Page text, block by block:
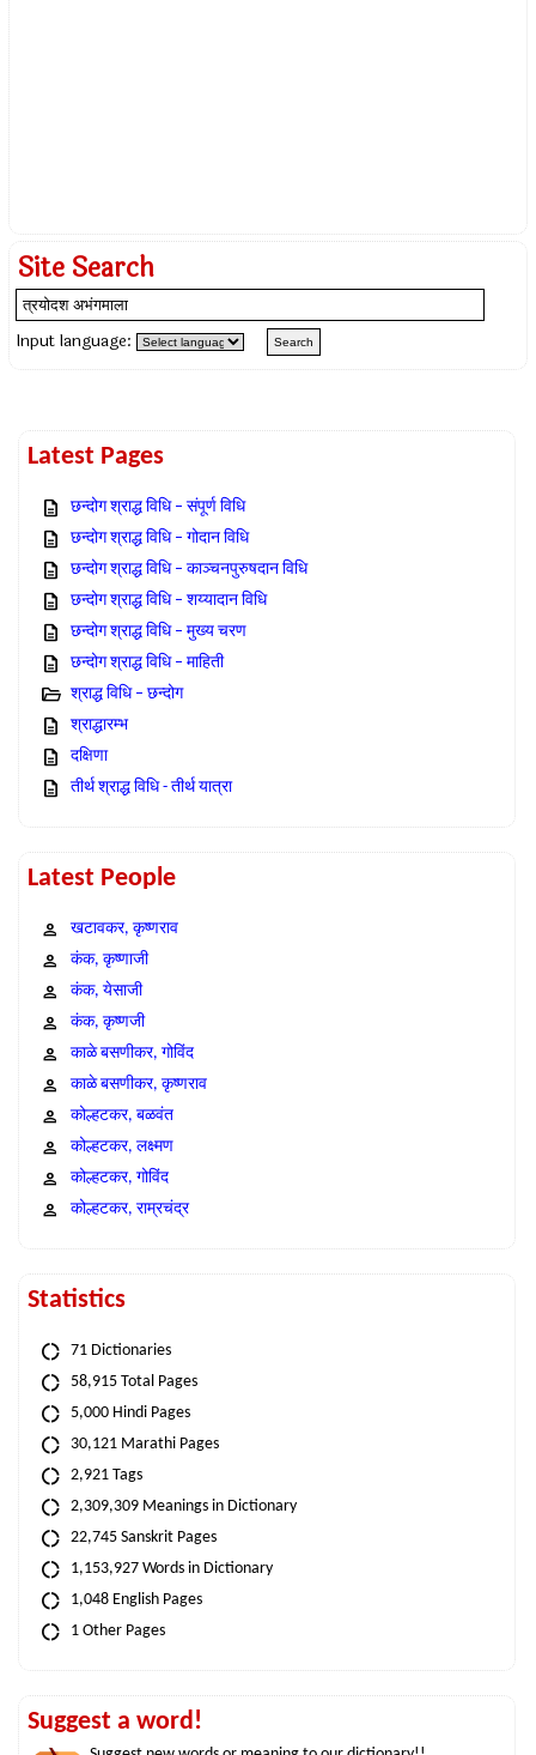
Site Search
Input language:
Latest Pages
छन्दोग श्राद्ध विधि – संपूर्ण विधि
छन्दोग श्राद्ध विधि – गोदान विधि
छन्दोग श्राद्ध विधि – काञ्चनपुरुषदान विधि
छन्दोग श्राद्ध विधि – शय्यादान विधि
छन्दोग श्राद्ध विधि – मुख्य चरण
छन्दोग श्राद्ध विधि – माहिती
श्राद्ध विधि – छन्दोग
श्राद्धारम्भ
दक्षिणा
तीर्थ श्राद्ध विधि - तीर्थ यात्रा
Latest People
खटावकर, कृष्णराव
कंक, कृष्णाजी
कंक, येसाजी
कंक, कृष्णजी
काळे बसणीकर, गोविंद
काळे बसणीकर, कृष्णराव
कोल्हटकर, बळवंत
कोल्हटकर, लक्ष्मण
कोल्हटकर, गोविंद
कोल्हटकर, राम्रचंद्र
Statistics
71 Dictionaries
58,915 Total Pages
5,000 Hindi Pages
30,121 Marathi Pages
2,921 Tags
2,309,309 Meanings in Dictionary
22,745 Sanskrit Pages
1,153,927 Words in Dictionary
1,048 English Pages
1 Other Pages
Suggest a word!